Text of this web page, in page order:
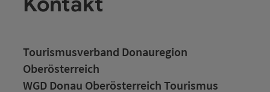
Tourismusverband Donauregion
Oberösterreich
WGD Donau Oberösterreich Tourismus